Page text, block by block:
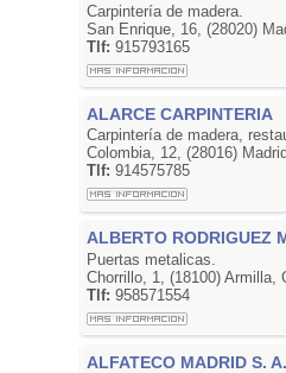
Carpintería de madera.
San Enrique, 16, (28020)
Tlf:915793165
ALARCE CARPINTERIA
Carpintería de madera,
Colombia, 12, (28016)
Tlf:914575785
ALBERTO RODRIGUEZ
Puertas metalicas.
Chorrillo, 1, (18100) Armilla,
Tlf:958571554
ALFATECO MADRID S. A.